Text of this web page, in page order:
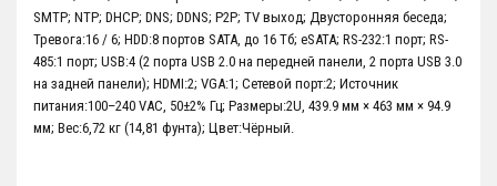
SMTP; NTP; DHCP; DNS; DDNS; P2P; TV выход; Двусторонняя беседа;
Тревога:16 / 6; HDD:8 портов SATA, до 16 Тб; eSATA; RS-232:1 порт; RS-
485:1 порт; USB:4 (2 порта USB 2.0 на передней панели, 2 порта USB 3.0
на задней панели); HDMI:2; VGA:1; Сетевой порт:2; Источник
питания:100–240 VAC, 50±2% Гц; Размеры:2U, 439.9 мм × 463 мм × 94.9
мм; Вес:6,72 кг (14,81 фунта); Цвет:Чёрный.